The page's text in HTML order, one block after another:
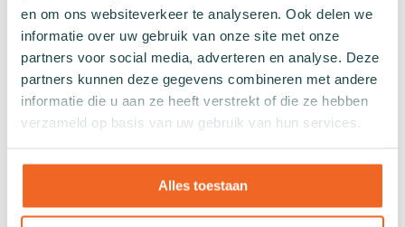
en om ons websiteverkeer te analyseren. Ook delen we
informatie over uw gebruik van onze site met onze
partners voor social media, adverteren en analyse. Deze
partners kunnen deze gegevens combineren met andere
informatie die u aan ze heeft verstrekt of die ze hebben
verzameld op basis van uw gebruik van hun services.
Alles toestaan
Gestreepte sokken
Gestipte sokken
Geblokte sokken
Glitter sokken
Visnet patroon sokken
Hartjes sokken
Cadeaus